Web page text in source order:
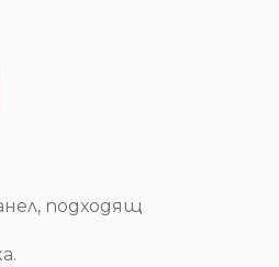
подходящ